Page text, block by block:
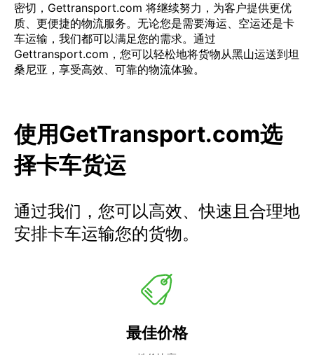
密切，Gettransport.com 将继续努力，为客户提供更优
质、更便捷的物流服务。无论您是需要海运、空运还是卡
车运输，我们都可以满足您的需求。通过
Gettransport.com，您可以轻松地将货物从黑山运送到坦
桑尼亚，享受高效、可靠的物流体验。
使用GetTransport.com选
择卡车货运
通过我们，您可以高效、快速且合理地
安排卡车运输您的货物。
最佳价格